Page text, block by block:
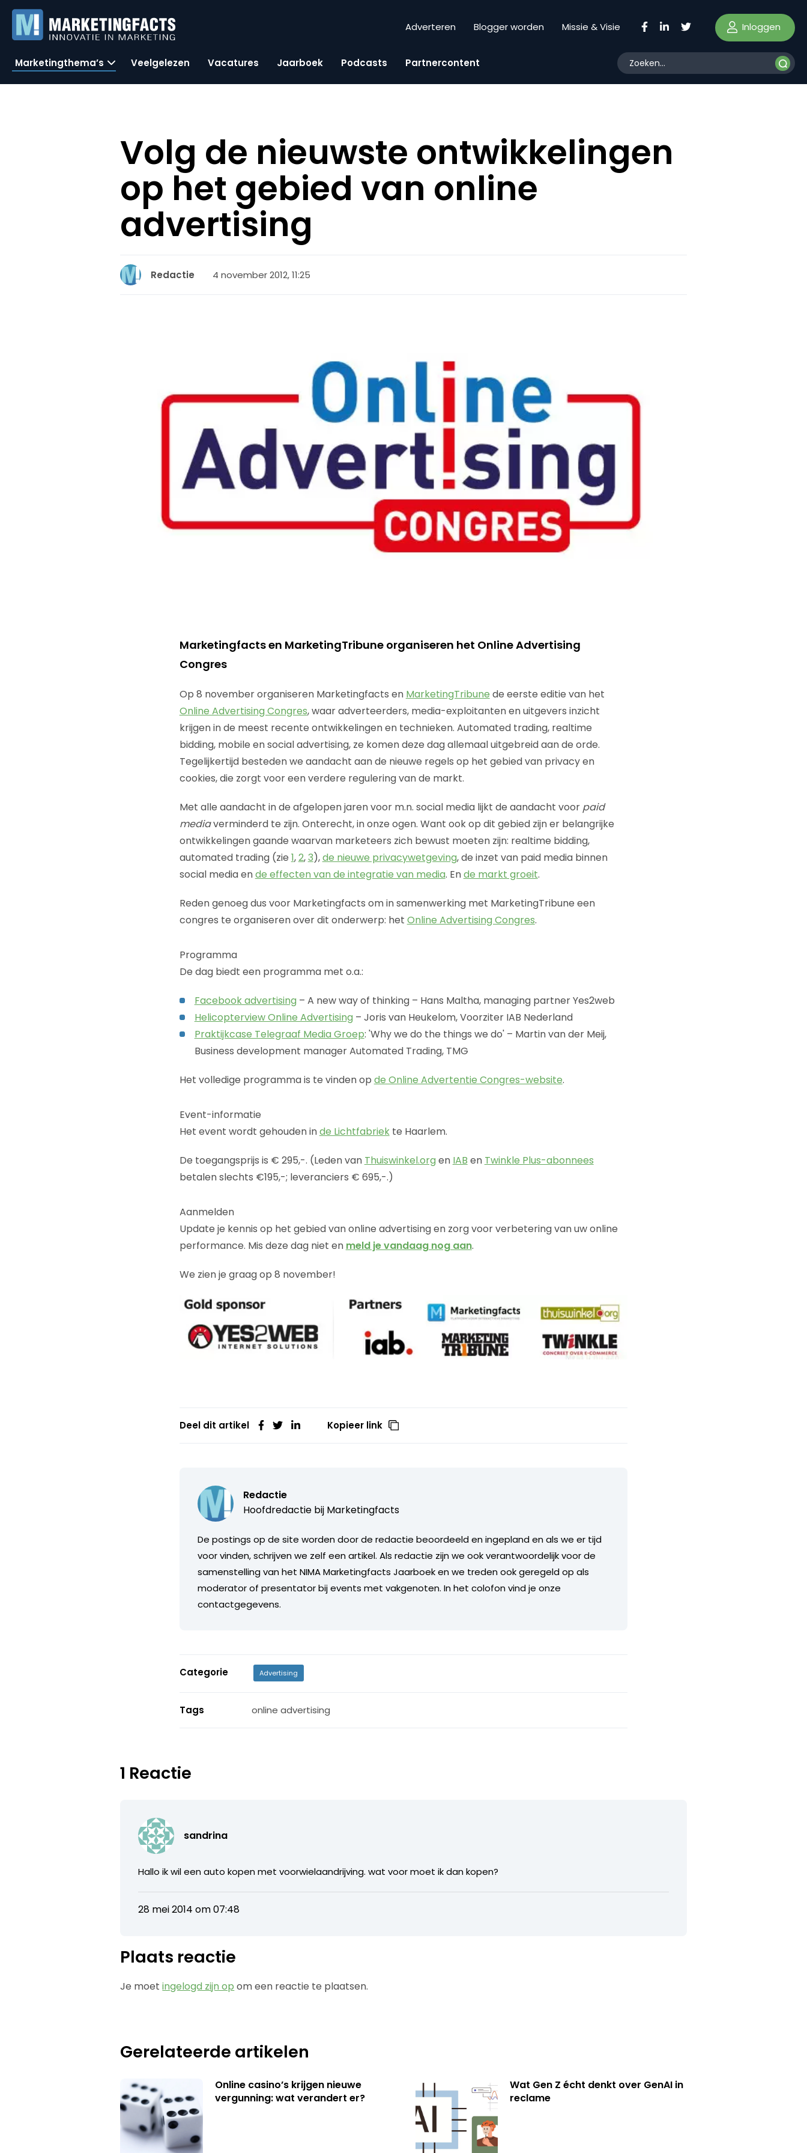
Adverteren Blogger worden Missie & Visie Inloggen
Marketingthema’s Veelgelezen Vacatures Jaarboek Podcasts Partnercontent
Volg de nieuwste ontwikkelingen
op het gebied van online
advertising
Redactie 4 november 2012, 11:25
Marketingfacts en MarketingTribune organiseren het Online Advertising
Congres
Op 8 november organiseren Marketingfacts en MarketingTribune de eerste editie van het
Online Advertising Congres, waar adverteerders, media-exploitanten en uitgevers inzicht
krijgen in de meest recente ontwikkelingen en technieken. Automated trading, realtime
bidding, mobile en social advertising, ze komen deze dag allemaal uitgebreid aan de orde.
Tegelijkertijd besteden we aandacht aan de nieuwe regels op het gebied van privacy en
cookies, die zorgt voor een verdere regulering van de markt.
Met alle aandacht in de afgelopen jaren voor m.n. social media lijkt de aandacht voor paid
mediaverminderd te zijn. Onterecht, in onze ogen. Want ook op dit gebied zijn er belangrijke
ontwikkelingen gaande waarvan marketeers zich bewust moeten zijn: realtime bidding,
automated trading (zie 1,2,3),de nieuwe privacywetgeving, de inzet van paid media binnen
social media ende effecten van de integratie van media. Ende markt groeit.
Reden genoeg dus voor Marketingfacts om in samenwerking met MarketingTribune een
congres te organiseren over dit onderwerp: het Online Advertising Congres.
Programma
De dag biedt een programma met o.a.:
Facebook advertising – A new way of thinking – Hans Maltha, managing partner Yes2web
Helicopterview Online Advertising – Joris van Heukelom, Voorziter IAB Nederland
Praktijkcase Telegraaf Media Groep: 'Why we do the things we do' – Martin van der Meij,
Business development manager Automated Trading, TMG
Het volledige programma is te vinden op de Online Advertentie Congres-website.
Event-informatie
Het event wordt gehouden inde Lichtfabriekte Haarlem.
De toegangsprijs is € 295,-. (Leden van Thuiswinkel.org en IAB en Twinkle Plus-abonnees
betalen slechts €195,-; leveranciers € 695,-.)
Aanmelden
Update je kennis op het gebied van online advertising en zorg voor verbetering van uw online
performance. Mis deze dag niet en meld je vandaag nog aan.
We zien je graag op 8 november!
Deel dit artikel Kopieer link
Redactie
Hoofdredactie bij Marketingfacts
De postings op de site worden door de redactie beoordeeld en ingepland en als we er tijd
voor vinden, schrijven we zelf een artikel. Als redactie zijn we ook verantwoordelijk voor de
samenstelling van het NIMA Marketingfacts Jaarboek en we treden ook geregeld op als
moderator of presentator bij events met vakgenoten. In het colofon vind je onze
contactgegevens.
Categorie Advertising
Tags online advertising
1 Reactie
sandrina
Hallo ik wil een auto kopen met voorwielaandrijving. wat voor moet ik dan kopen?
28 mei 2014 om 07:48
Plaats reactie
Je moetingelogd zijn op om een reactie te plaatsen.
Gerelateerde artikelen
Online casino’s krijgen nieuwe
vergunning: wat verandert er?
Wat Gen Z écht denkt over GenAI in
reclame